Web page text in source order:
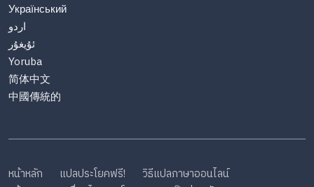
Український
اردو
ئۇيغۇر
Yoruba
简体中文
中國傳統的
หน้าหลัก แปลประโยคฟรี!
วิธีแปลภาษาออนไลน์